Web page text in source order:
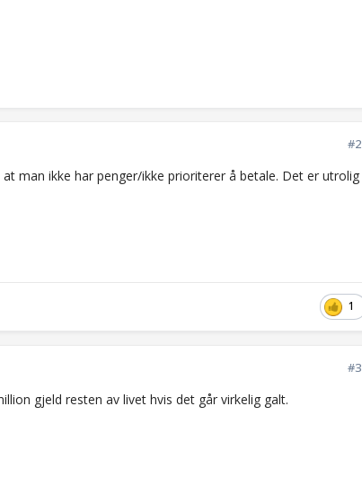
#2
man ikke har penger/ikke prioriterer å betale. Det er utrolig
1
#3
gjeld resten av livet hvis det går virkelig galt.